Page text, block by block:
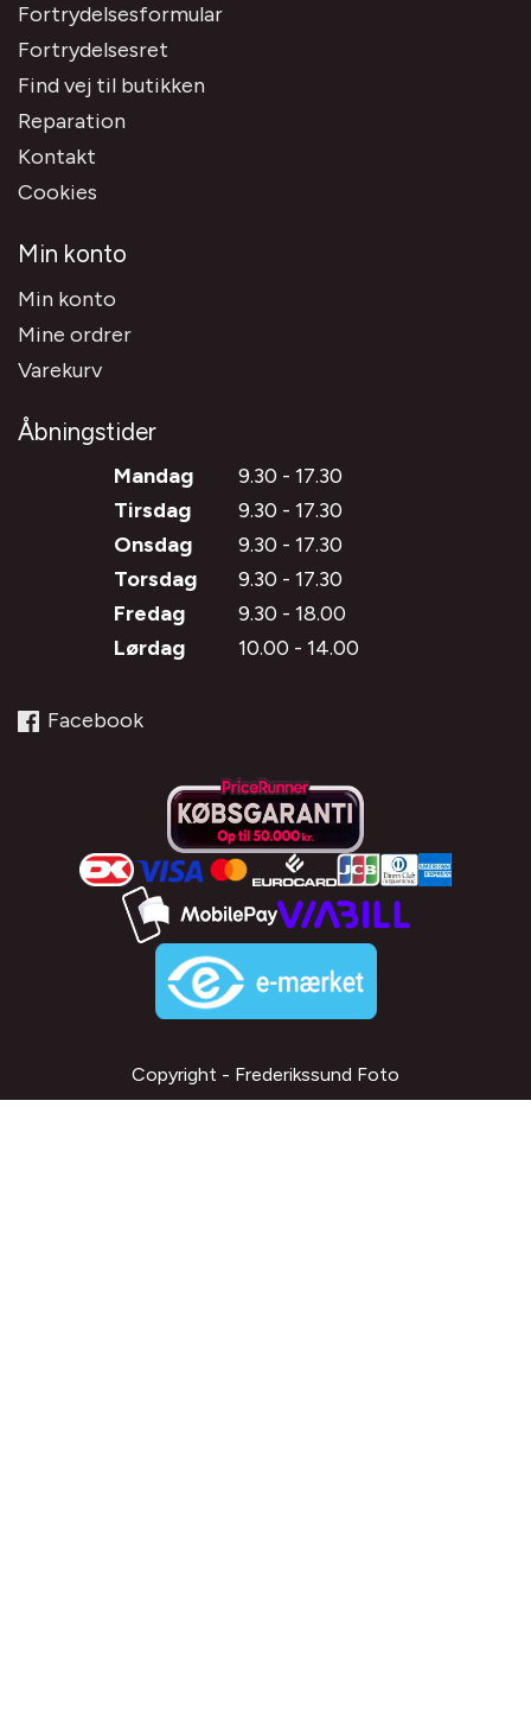
Fortrydelsesformular
Fortrydelsesret
Find vej til butikken
Reparation
Kontakt
Cookies
Min konto
Min konto
Mine ordrer
Varekurv
Åbningstider
Mandag
9.30 - 17.30
Tirsdag
9.30 - 17.30
Onsdag
9.30 - 17.30
Torsdag
9.30 - 17.30
Fredag
9.30 - 18.00
Lørdag
10.00 - 14.00
Facebook
Copyright - Frederikssund Foto